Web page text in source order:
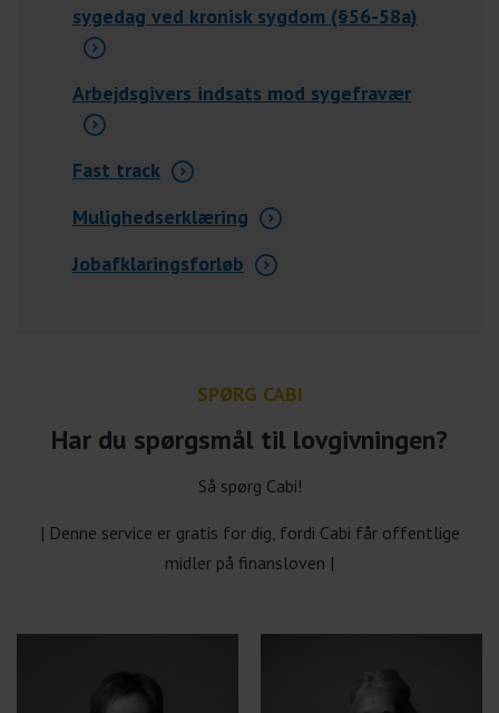
sygedag ved kronisk sygdom (§56-58a)
Arbejdsgivers indsats mod sygefravær
Fast track
Mulighedserklæring
Jobafklaringsforløb
SPØRG CABI
Har du spørgsmål til lovgivningen?
Så spørg Cabi!
| Denne service er gratis for dig, fordi Cabi får offentlige
midler på finansloven |